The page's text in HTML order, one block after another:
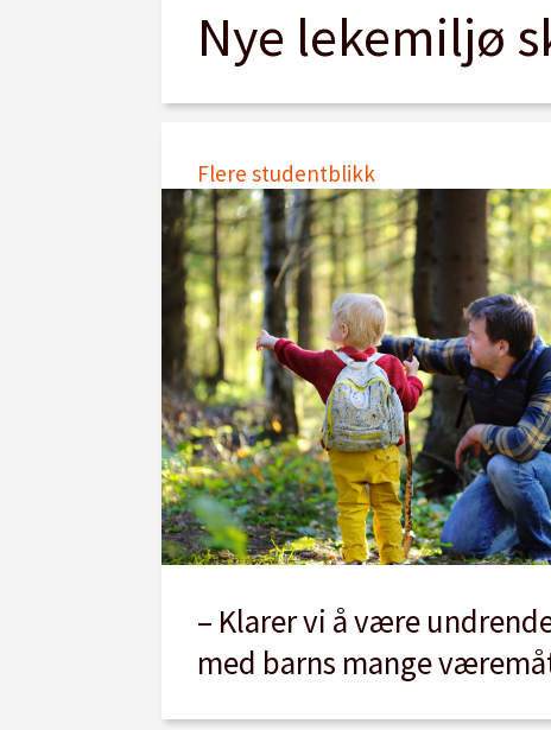
Nye lekemiljø
Flere studentblikk
– Klarer vi å være
med barns mange